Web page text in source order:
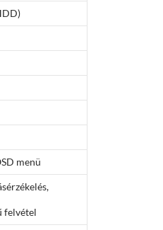
menü
felvétel